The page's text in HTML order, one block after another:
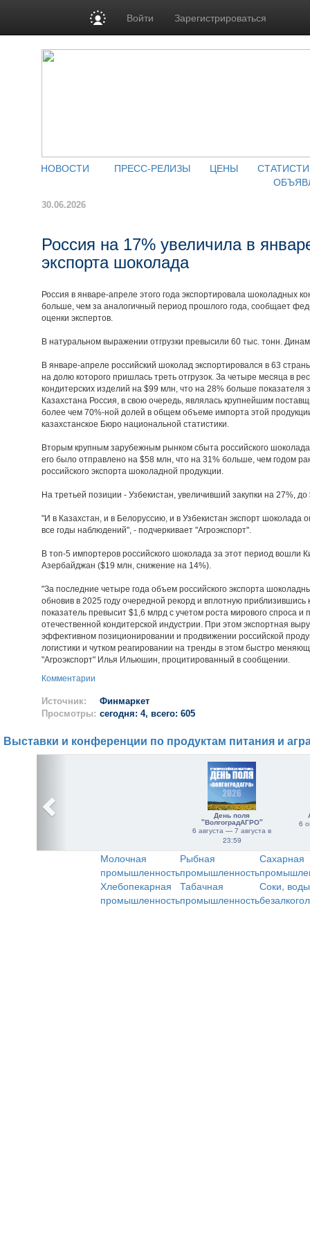
Войти Зарегистрироваться
НОВОСТИ ПРЕСС-РЕЛИЗЫ ЦЕНЫ
30.06.2026
Россия на 17% увеличила в
экспорта шоколада
Россия в январе-апреле этого года экспортировала шоколадных
больше, чем за аналогичный период прошлого года, сообщает
оценки экспертов.
В натуральном выражении отгрузки превысили 60 тыс. тонн.
В январе-апреле российский шоколад экспортировался в 63
на долю которого пришлась треть отгрузок. За четыре месяца в
кондитерских изделий на $99 млн, что на 28% больше
Казахстана Россия, в свою очередь, являлась крупнейшим
более чем 70%-ной долей в общем объеме импорта этой
казахстанское Бюро национальной статистики.
Вторым крупным зарубежным рынком сбыта российского
его было отправлено на $58 млн, что на 31% больше, чем годом
российского экспорта шоколадной продукции.
На третьей позиции - Узбекистан, увеличивший закупки на 27%,
"И в Казахстан, и в Белоруссию, и в Узбекистан экспорт шоколада
все годы наблюдений", - подчеркивает "Агроэкспорт".
В топ-5 импортеров российского шоколада за этот период вошли
Азербайджан ($19 млн, снижение на 14%).
"За последние четыре года объем российского экспорта
обновив в 2025 году очередной рекорд и вплотную
показатель превысит $1,6 млрд с учетом роста мирового спроса и
отечественной кондитерской индустрии. При этом экспортная
эффективном позиционировании и продвижении российской
логистики и чутком реагировании на тренды в этом быстро
"Агроэкспорт" Илья Ильюшин, процитированный в сообщении.
Комментарии
Источник:
Финмаркет
Просмотры: сегодня: 4, всего: 605
Выставки и конференции по продуктам питания и
День поля
"ВолгоградАГРО"
6 августа — 7 августа в
23:59
6
Молочная
промышленность
Рыбная
промышленность
Сахарная
Хлебопекарная
промышленность
Табачная
промышленность
Соки,